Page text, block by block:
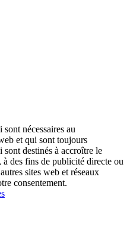
nécessaires au
et qui sont toujours
sont destinés à accroître le
des fins de publicité directe ou
sites web et réseaux
consentement.